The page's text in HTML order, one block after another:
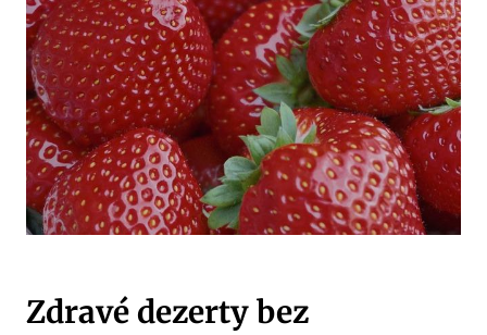
Zdravé dezerty bez